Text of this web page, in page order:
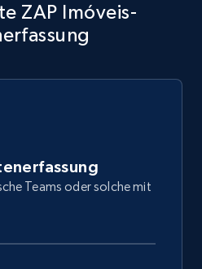
ZAP Imóveis-
Teams oder solche mit